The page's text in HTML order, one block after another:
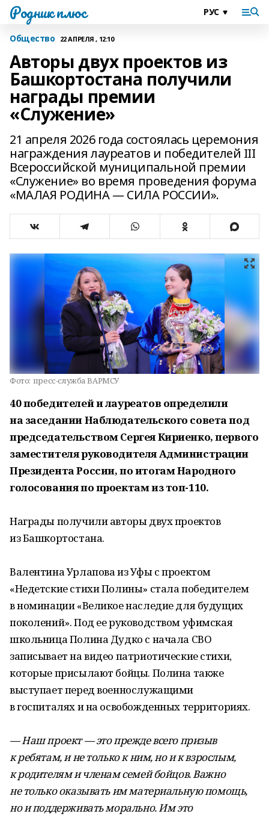
Родник плюс
Общество 22 АПРЕЛЯ , 12:10
Авторы двух проектов из
Башкортостана получили
награды премии
«Служение»
21 апреля 2026 года состоялась церемония
награждения лауреатов и победителей III
Всероссийской муниципальной премии
«Служение» во время проведения форума
«МАЛАЯ РОДИНА — СИЛА РОССИИ».
Фото: пресс-служба ВАРМСУ
40 победителей и лауреатов определили
на заседании Наблюдательского совета под
председательством Сергея Кириенко, первого
заместителя руководителя Администрации
Президента России, по итогам Народного
голосования по проектам из топ-110.
Награды получили авторы двух проектов
из Башкортостана.
Валентина Урлапова из Уфы с проектом
«Недетские стихи Полины» стала победителем
в номинации «Великое наследие для будущих
поколений». Под ее руководством уфимская
школьница Полина Дудко с начала СВО
записывает на видео патриотические стихи,
которые присылают бойцы. Полина также
выступает перед военнослужащими
в госпиталях и на освобожденных территориях.
— Наш проект — это прежде всего призыв
к ребятам, и не только к ним, но и к взрослым,
к родителям и членам семей бойцов. Важно
не только оказывать им материальную помощь,
но и поддерживать морально. Им это